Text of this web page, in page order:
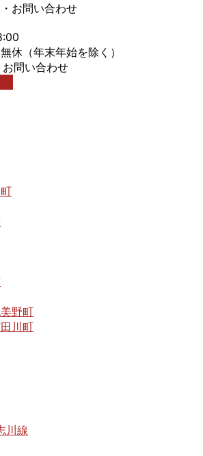
お問い合わせ
休（年末年始を除く）
問い合わせ
野町
川町
川線